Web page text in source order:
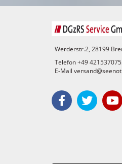
Werderstr.2, 28199
Telefon +49
E-Mail